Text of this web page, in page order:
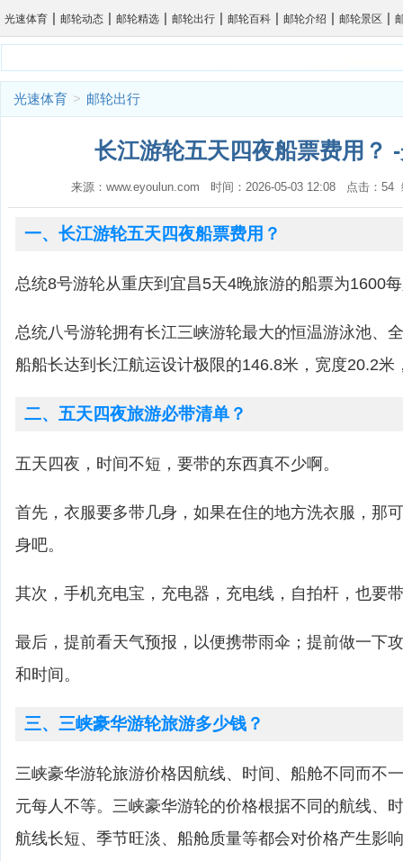
光速体育 | 邮轮动态 | 邮轮精选 | 邮轮出行 | 邮轮百科 | 邮轮介绍 | 邮轮景区 |
光速体育 > 邮轮出行
长江游轮五天四夜船票费用？
来源：www.eyoulun.com 时间：2026-05-03 12:08 点击：
一、长江游轮五天四夜船票费用？
总统8号游轮从重庆到宜昌5天4晚旅游的船票为1600
总统八号游轮拥有长江三峡游轮最大的恒温游泳池、
船船长达到长江航运设计极限的146.8米，宽度20.2米
二、五天四夜旅游必带清单？
五天四夜，时间不短，要带的东西真不少啊。
首先，衣服要多带几身，如果在住的地方洗衣服，那
身吧。
其次，手机充电宝，充电器，充电线，自拍杆，也要
最后，提前看天气预报，以便携带雨伞；提前做一下
和时间。
三、三峡豪华游轮旅游多少钱？
三峡豪华游轮旅游价格因航线、时间、船舱不同而不
元每人不等。三峡豪华游轮的价格根据不同的航线、
航线长短、季节旺淡、船舱质量等都会对价格产生影